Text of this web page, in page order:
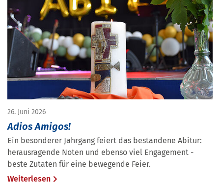
26. Juni 2026
Adios Amigos!
Ein besonderer Jahrgang feiert das bestandene Abitur:
herausragende Noten und ebenso viel Engagement -
beste Zutaten für eine bewegende Feier.
Weiterlesen